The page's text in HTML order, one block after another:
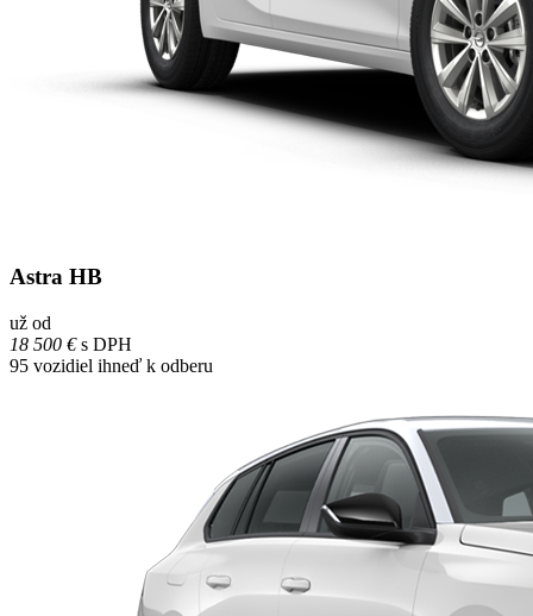
Astra HB
už od
18 500 €s DPH
95 vozidiel ihneď k odberu